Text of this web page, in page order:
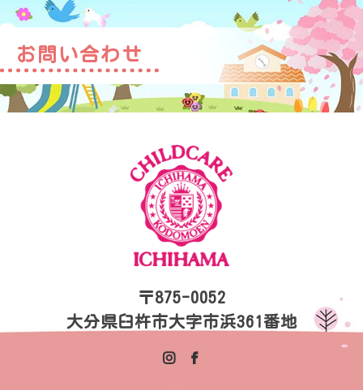
お問い合わせ
〒875-0052
大分県臼杵市大字市浜361番地